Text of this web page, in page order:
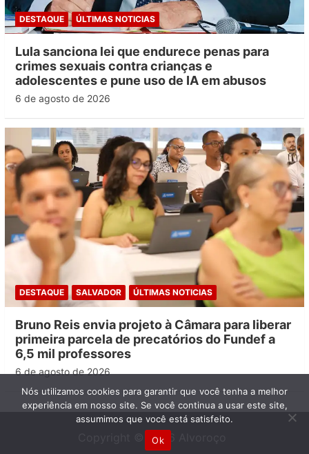
DESTAQUE ÚLTIMAS NOTICIAS
Lula sanciona lei que endurece penas para
crimes sexuais contra crianças e
adolescentes e pune uso de IA em abusos
6 de agosto de 2026
DESTAQUE SALVADOR ÚLTIMAS NOTICIAS
Bruno Reis envia projeto à Câmara para liberar
primeira parcela de precatórios do Fundef a
6,5 mil professores
6 de agosto de 2026
Copyright © 2026
Nós utilizamos cookies para garantir que você tenha a melhor
experiência em nosso site. Se você continua a usar este site,
assumimos que você está satisfeito.
Ok